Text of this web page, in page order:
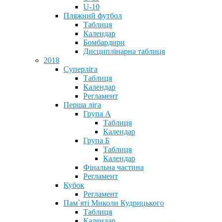
U-10
Пляжний футбол
Таблиця
Календар
Бомбардири
Дисциплінарна таблиця
2018
Суперліга
Таблиця
Календар
Регламент
Перша ліга
Група А
Таблиця
Календар
Група Б
Таблиця
Календар
Фінальна частина
Регламент
Кубок
Регламент
Пам`яті Миколи Кудрицького
Таблиця